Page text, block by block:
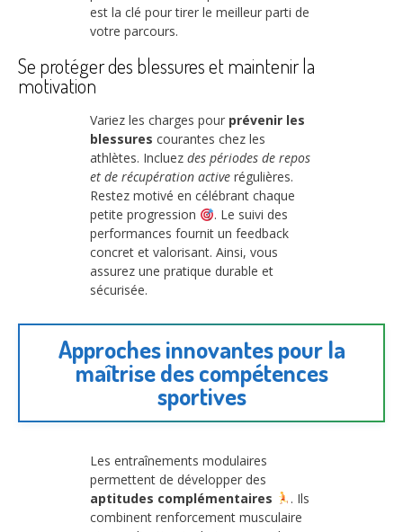
est la clé pour tirer le meilleur parti de
votre parcours.
Se protéger des blessures et maintenir la
motivation
Variez les charges pour prévenir les
blessures courantes chez les
athlètes. Incluez des périodes de repos
et de récupération active régulières.
Restez motivé en célébrant chaque
petite progression
. Le suivi des
performances fournit un feedback
concret et valorisant. Ainsi, vous
assurez une pratique durable et
sécurisée.
Approches innovantes pour la
maîtrise des compétences
sportives
Les entraînements modulaires
permettent de développer des
aptitudes complémentaires
. Ils
combinent renforcement musculaire